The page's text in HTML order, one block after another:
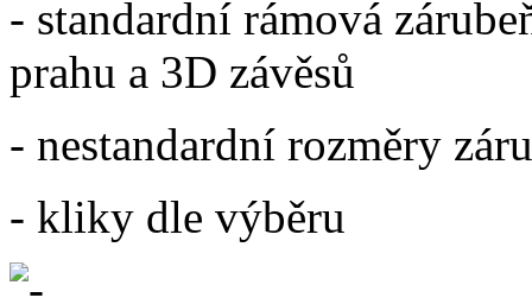
- standardní rámová
prahu a 3D závěsů
- nestandardní rozměry
- kliky dle výběru